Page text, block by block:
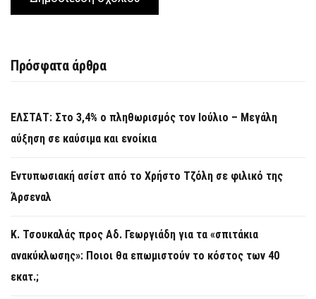
Πρόσφατα άρθρα
ΕΛΣΤΑΤ: Στο 3,4% ο πληθωρισμός τον Ιούλιο – Μεγάλη
αύξηση σε καύσιμα και ενοίκια
Εντυπωσιακή ασίστ από το Χρήστο Τζόλη σε φιλικό της
Άρσεναλ
Κ. Τσουκαλάς προς Αδ. Γεωργιάδη για τα «σπιτάκια
ανακύκλωσης»: Ποιοι θα επωμιστούν το κόστος των 40
εκατ.;